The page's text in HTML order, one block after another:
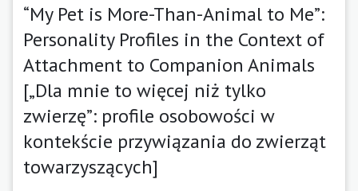
“My Pet is More-Than-Animal to Me”:
Personality Profiles in the Context of
Attachment to Companion Animals
[„Dla mnie to więcej niż tylko
zwierzę”: profile osobowości w
kontekście przywiązania do zwierząt
towarzyszących]